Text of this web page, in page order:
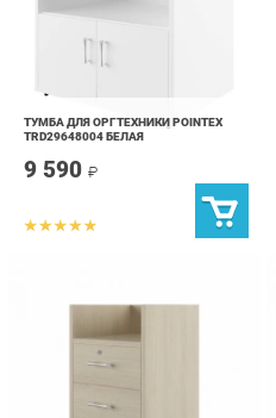
ТУМБА ДЛЯ ОРГТЕХНИКИ POINTEX
TRD29630402 СВЕТЛЫЙ ДУБ